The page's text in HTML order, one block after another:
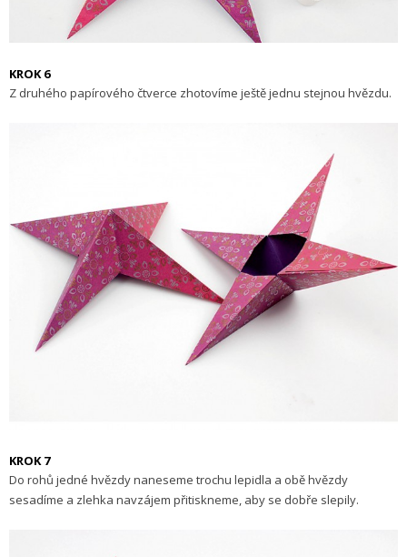
KROK 6
Z druhého papírového čtverce zhotovíme ještě jednu stejnou hvězdu.
KROK 7
Do rohů jedné hvězdy naneseme trochu lepidla a obě hvězdy
sesadíme a zlehka navzájem přitiskneme, aby se dobře slepily.